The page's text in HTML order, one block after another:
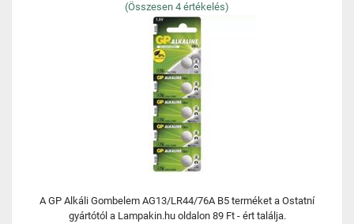
(Összesen 4 értékelés)
A GP Alkáli Gombelem AG13/LR44/76A B5 terméket a Ostatní
gyártótól a Lampakin.hu oldalon 89 Ft - ért találja.